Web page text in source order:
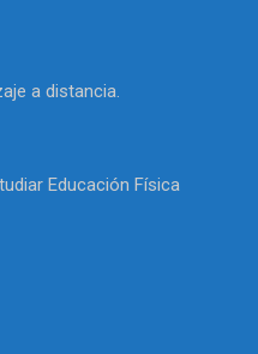
a distancia.
Educación Física